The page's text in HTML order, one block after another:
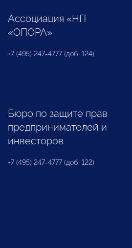
Ассоциация «НП
«ОПОРА»
+7 (495) 247-4777 (доб. 124)
Бюро по защите прав
предпринимателей и
инвесторов
+7 (495) 247-4777 (доб. 122)